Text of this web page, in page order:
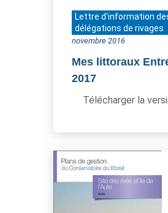
Lettre d'information
délégations de rivages
novembre 2016
Mes littoraux
2017
Télécharger la